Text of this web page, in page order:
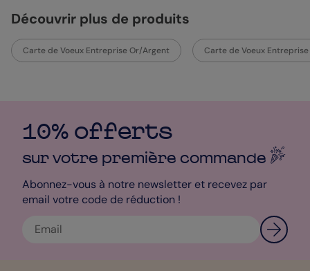
Découvrir plus de produits
Carte de Voeux Entreprise Or/Argent Carte de Voeux
10% offerts
sur votre première commande
Abonnez-vous à notre newsletter et recevez par
email votre code de réduction !